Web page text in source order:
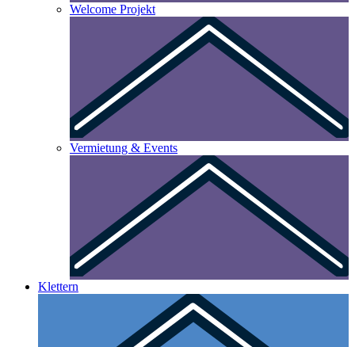
Welcome Projekt
Vermietung & Events
Klettern